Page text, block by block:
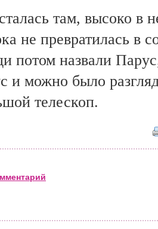
там, высоко в
не превратилась в
потом назвали
и можно было
телескоп.